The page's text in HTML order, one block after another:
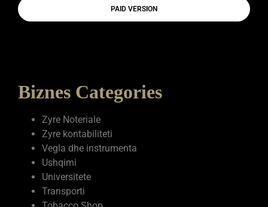
Zyre Noteriale
Zyre kontabiliteti
Vegla dhe instrumenta
Ushqimi
Universitete
Transporti
Tobacco Shop
Supermarkete
Studio ligjore